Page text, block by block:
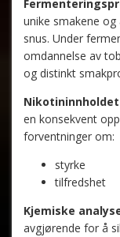
unike smakene
snus. Under
omdannelse av
og distinkt
en konsekvent
forventninger om:
styrke
tilfredshet
Kjemiske
avgjørende for å